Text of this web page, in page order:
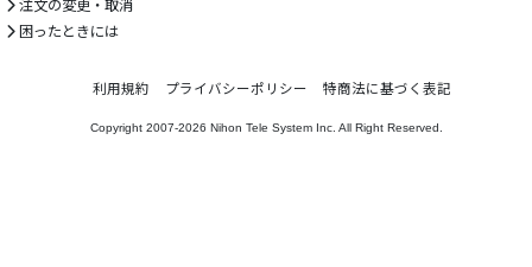
注文の変更・取消
困ったときには
利用規約 プライバシーポリシー 特商法に基づく表記
Copyright 2007-2026 Nihon Tele System Inc. All Right Reserved.